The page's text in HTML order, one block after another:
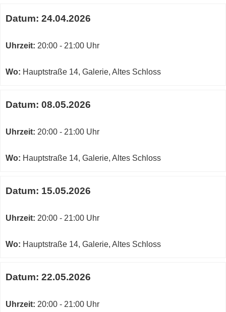
Datum: 24.04.2026
Uhrzeit: 20:00 - 21:00 Uhr
Wo: Hauptstraße 14, Galerie, Altes Schloss
Datum: 08.05.2026
Uhrzeit: 20:00 - 21:00 Uhr
Wo: Hauptstraße 14, Galerie, Altes Schloss
Datum: 15.05.2026
Uhrzeit: 20:00 - 21:00 Uhr
Wo: Hauptstraße 14, Galerie, Altes Schloss
Datum: 22.05.2026
Uhrzeit: 20:00 - 21:00 Uhr